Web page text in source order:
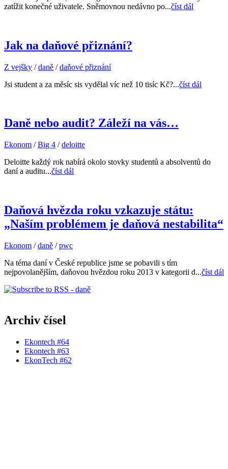
zatížit konečné uživatele. Sněmovnou nedávno po...číst dál
Jak na daňové přiznání?
Z vejšky /daně /daňové přiznání
Jsi student a za měsíc sis vydělal víc než 10 tisíc Kč?...číst dál
Daně nebo audit? Záleží na vás…
Ekonom /Big 4 /deloitte
Deloitte každý rok nabírá okolo stovky studentů a absolventů do
daní a auditu...číst dál
Daňová hvězda roku vzkazuje státu:
„Naším problémem je daňová nestabilita“
Ekonom /daně /pwc
Na téma daní v České republice jsme se pobavili s tím
nejpovolanějším, daňovou hvězdou roku 2013 v kategorii d...číst dál
Archiv čísel
Ekontech #64
Ekontech #63
EkonTech #62